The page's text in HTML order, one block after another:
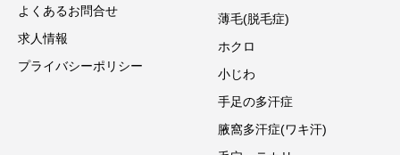
よくあるお問合せ
求人情報
プライバシーポリシー
薄毛(脱毛症)
ホクロ
小じわ
手足の多汗症
腋窩多汗症(ワキ汗)